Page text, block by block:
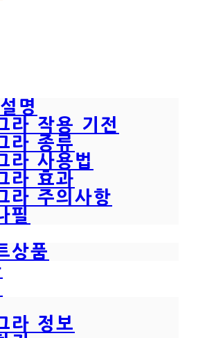
명
라 작용 기전
라 종류
라 사용법
라 효과
라 주의사항
필
상품
라 정보